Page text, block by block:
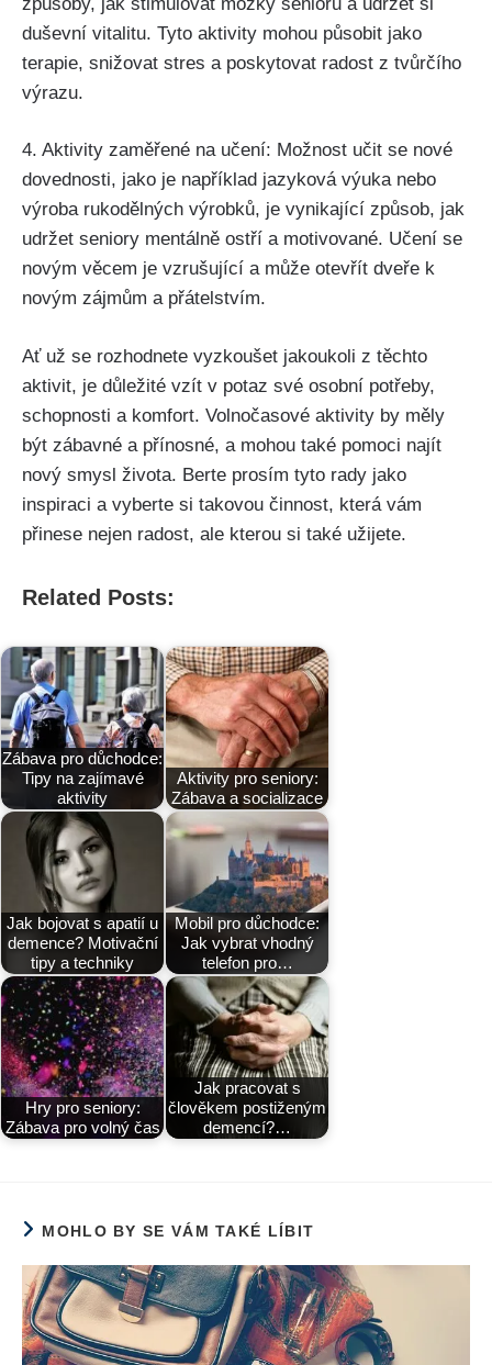
duševní vitalitu. Tyto aktivity mohou působit jako
terapie, snižovat stres a poskytovat radost z tvůrčího
výrazu.
4. Aktivity zaměřené na učení: Možnost učit se nové
dovednosti, jako je například jazyková výuka nebo
výroba rukodělných výrobků, je vynikající způsob, jak
udržet seniory mentálně ostří a motivované. Učení se
novým věcem je vzrušující a může otevřít dveře k
novým zájmům a přátelstvím.
Ať už se rozhodnete vyzkoušet jakoukoli z těchto
aktivit, je důležité vzít v potaz své osobní potřeby,
schopnosti a komfort. Volnočasové aktivity by měly
být zábavné a přínosné, a mohou také pomoci najít
nový smysl života. Berte prosím tyto rady jako
inspiraci a vyberte si takovou činnost, která vám
přinese nejen radost, ale kterou si také užijete.
Related Posts:
Zábava pro důchodce:
Tipy na zajímavé
aktivity
Aktivity pro seniory:
Zábava a socializace
Jak bojovat s apatií u
demence? Motivační
tipy a techniky
Mobil pro důchodce:
Jak vybrat vhodný
telefon pro…
Hry pro seniory:
Zábava pro volný čas
Jak pracovat s
člověkem postiženým
demencí?…
MOHLO BY SE VÁM TAKÉ LÍBIT